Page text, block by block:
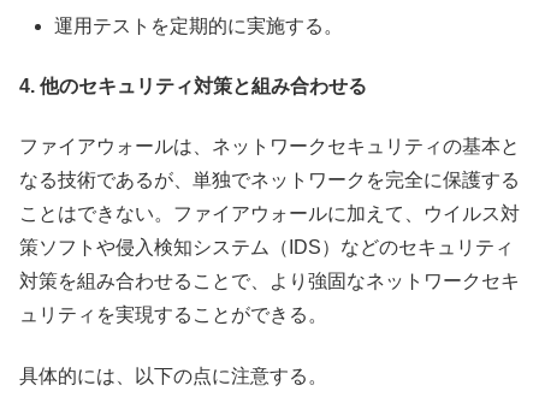
運用テストを定期的に実施する。
4. 他のセキュリティ対策と組み合わせる
ファイアウォールは、ネットワークセキュリティの基本と
なる技術であるが、単独でネットワークを完全に保護する
ことはできない。ファイアウォールに加えて、ウイルス対
策ソフトや侵入検知システム（IDS）などのセキュリティ
対策を組み合わせることで、より強固なネットワークセキ
ュリティを実現することができる。
具体的には、以下の点に注意する。